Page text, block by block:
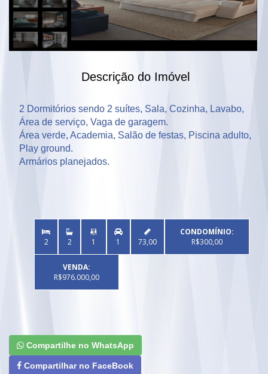
Descrição do Imóvel
2 Dormitórios sendo 2 suítes, Sala, Cozinha, Lavabo,
Área de serviço, Vaga de garagem.
Área verde, Academia, Salão de festas, Piscina adulto,
Play ground.
Armários planejados.
2 2

1 1

73,00
CONDOMÍNIO:
R$300,00
VENDA:
R$976.000,00
Compartilhe no WhatsApp
Compartilhar no FaceBook